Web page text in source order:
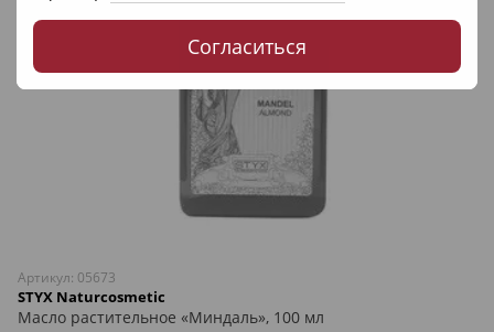
Согласиться
Артикул: 05673
STYX Naturcosmetic
Масло растительное «Миндаль», 100 мл